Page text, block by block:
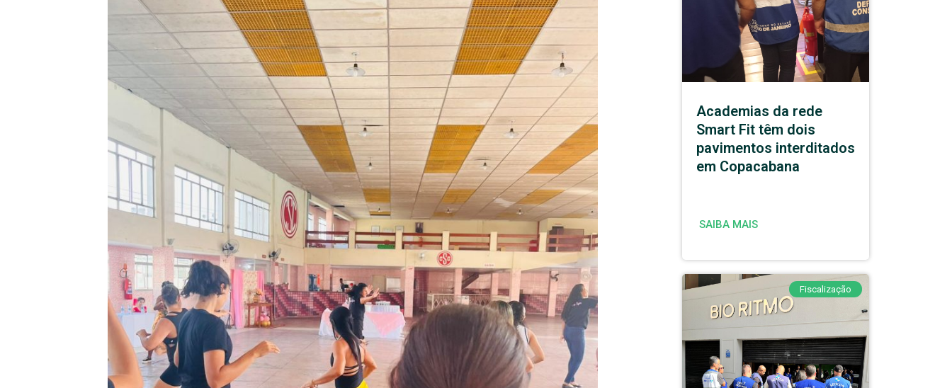
Academias da rede
Smart Fit têm dois
pavimentos interditados
em Copacabana
SAIBA MAIS
Fiscalização